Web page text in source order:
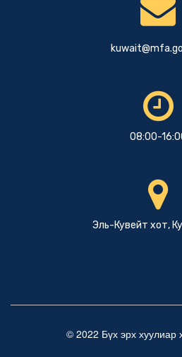
08:00-
Эль-Кувейт хот,
© 2022 Бүх эрх хуулиар